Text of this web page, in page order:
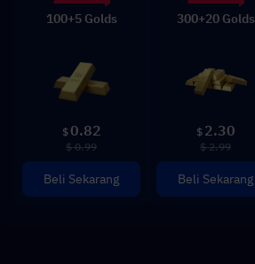
100+5 Golds
$ 0.82
$ 0.99
Beli Sekarang
300+20 Golds
$ 2.30
$ 2.99
Beli Sekarang